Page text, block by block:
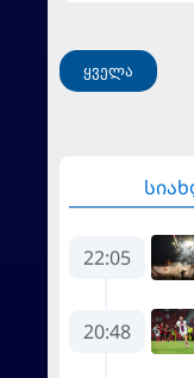
ყველა
22:05
20:48